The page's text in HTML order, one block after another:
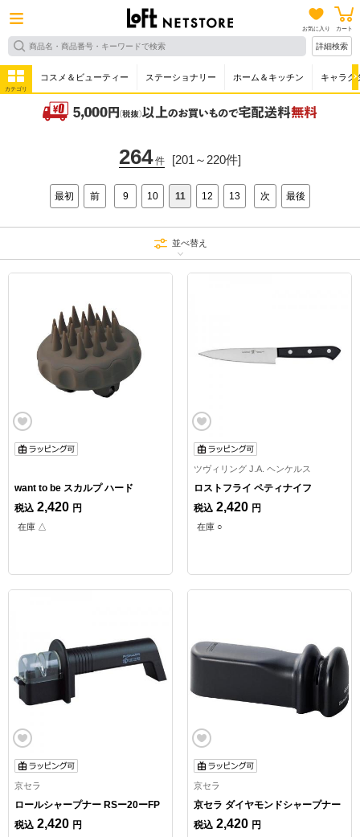
お気に入り カート
詳細検索
カテゴリ
コスメ＆ビューティー ステーショナリー ホーム＆キッチン キャラク
264件 [201～220件]
最初 前 9 10 11 12 13 次 最後
並べ替え
want to be スカルプ ハード
税込 2,420 円
在庫 △
ツヴィリング J.A. ヘンケルス
ロストフライ ペティナイフ
税込 2,420 円
在庫 ○
京セラ
ロールシャープナー RSー20ーFP
税込 2,420 円
京セラ
京セラ ダイヤモンドシャープナー
税込 2,420 円